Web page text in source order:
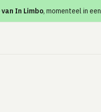
In Limbo, momenteel in een